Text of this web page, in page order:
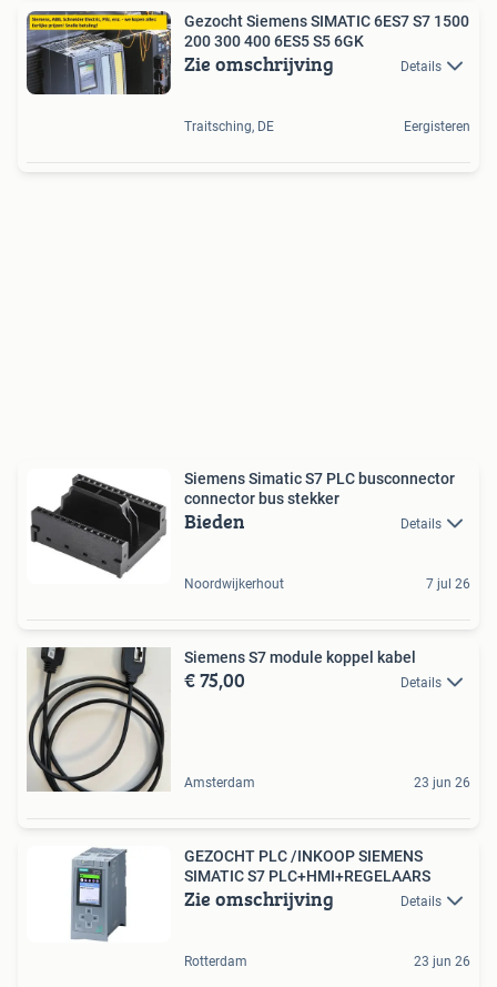
Gezocht Siemens SIMATIC 6ES7 S7 1500
200 300 400 6ES5 S5 6GK
Zie omschrijving Details
Traitsching, DE Eergisteren
Siemens Simatic S7 PLC busconnector
connector bus stekker
Bieden Details
Noordwijkerhout 7 jul 26
Siemens S7 module koppel kabel
€ 75,00 Details
Amsterdam 23 jun 26
GEZOCHT PLC /INKOOP SIEMENS
SIMATIC S7 PLC+HMI+REGELAARS
Zie omschrijving Details
Rotterdam 23 jun 26